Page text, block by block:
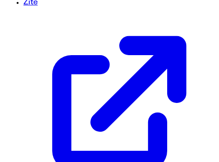
Optimice sus entradas para sorteos sin esfuerzo con
eficiente. Personalice campos, agregue su logotipo y
clientes potenciales y hacer crecer su audiencia.
Zite